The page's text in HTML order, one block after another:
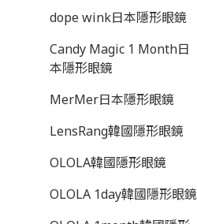
dope wink日本隱形眼鏡
Candy Magic 1 Month日
本隱形眼鏡
MerMer日本隱形眼鏡
LensRang韓國隱形眼鏡
OLOLA韓國隱形眼鏡
OLOLA 1day韓國隱形眼鏡